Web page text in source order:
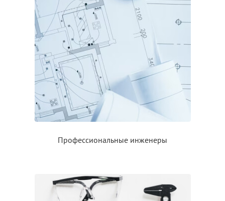
Профессиональные инженеры